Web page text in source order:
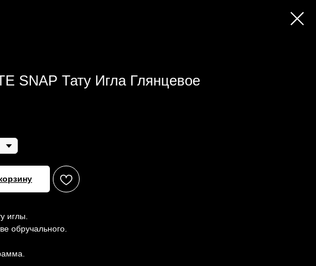
SNAP Тату Игла Глянцевое
иглы.
обручального.